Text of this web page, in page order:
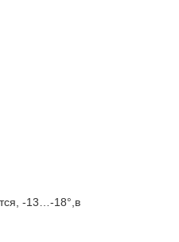
-13…-18°,в